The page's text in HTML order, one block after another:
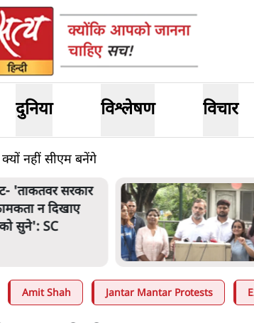
दुनिया विश्लेषण विचार
नहीं सीएम बनेंगे
'ताकतवर सरकार
न दिखाए
सुने': SC
Amit Shah Jantar Mantar Protests